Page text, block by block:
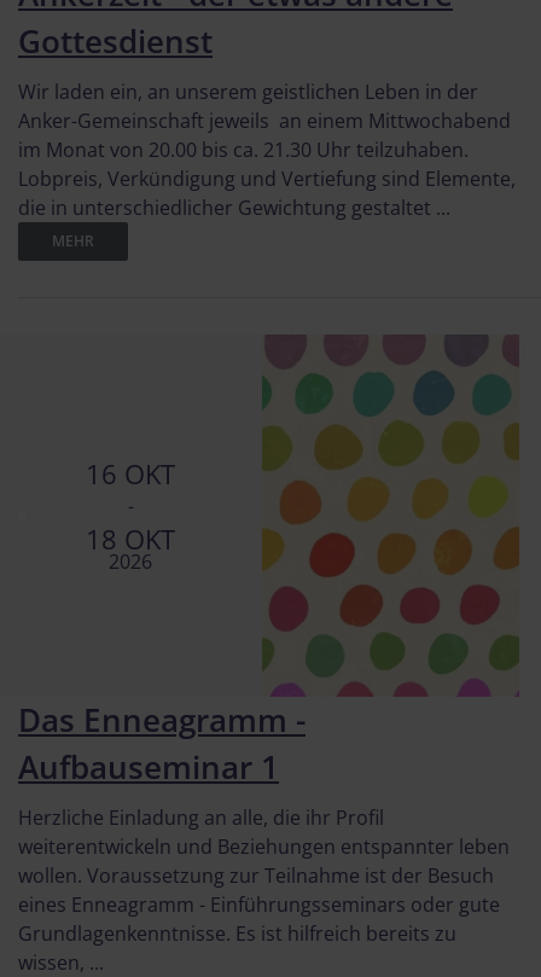
Gottesdienst
Wir laden ein, an unserem geistlichen Leben in der
Anker-Gemeinschaft jeweils an einem Mittwochabend
im Monat von 20.00 bis ca. 21.30 Uhr teilzuhaben.
Lobpreis, Verkündigung und Vertiefung sind Elemente,
die in unterschiedlicher Gewichtung gestaltet ...
MEHR
16 OKT
-
18 OKT
2026
Das Enneagramm -
Aufbauseminar 1
Herzliche Einladung an alle, die ihr Profil
weiterentwickeln und Beziehungen entspannter leben
wollen. Voraussetzung zur Teilnahme ist der Besuch
eines Enneagramm - Einführungsseminars oder gute
Grundlagenkenntnisse. Es ist hilfreich bereits zu
wissen, ...